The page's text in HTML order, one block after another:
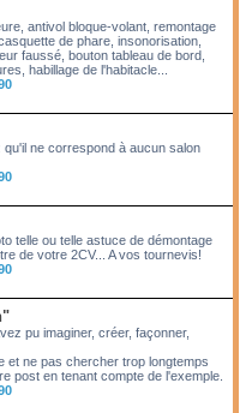
antivol bloque-volant, remontage
de phare, insonorisation,
faussé, bouton tableau de bord,
habillage de l'habitacle...
ne correspond à aucun salon
telle ou telle astuce de démontage
de votre 2CV... A vos tournevis!
pu imaginer, créer, façonner,
et ne pas chercher trop longtemps
post en tenant compte de l'exemple.